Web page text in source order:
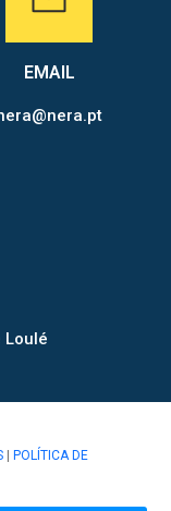
EMAIL
Loulé
| POLÍTICA DE